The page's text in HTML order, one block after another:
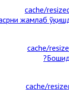
жамлаб